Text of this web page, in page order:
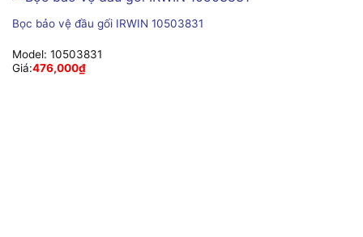
Bọc bảo vệ đầu gối IRWIN 10503831
Model: 10503831
Giá:476,000₫